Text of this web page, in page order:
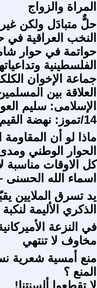
المراة والزواج
حلٌّ متبادَل ولكن
النخب العراقية في
حواتمة في حوار
الفلسطينية
جماعة الإخوان
العلاقة بين
الإسلامى: سليم
14/تموز: نهضة القيم الوطنية وكبوتها
ماذا لو أن المقاومة
الحوار الوطني
كل الاوقات مناسبة
اسماء الله الحسنى
يد تسرق الملايين
الذكري الأليمة لنكبة 23 يوليو 1952
في النزعة
مخاوف لا تنتهي
منع أمسية شعرية
المنع ؟
لا تقطعوا ألسنتنا!